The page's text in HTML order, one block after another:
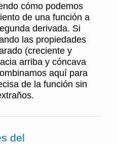
cómo podemos
de una función a
derivada. Si
las propiedades
(creciente y
arriba y cóncava
aquí para
de la función sin
del